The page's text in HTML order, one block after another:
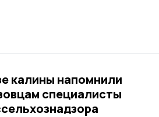
калины напомнили
специалисты